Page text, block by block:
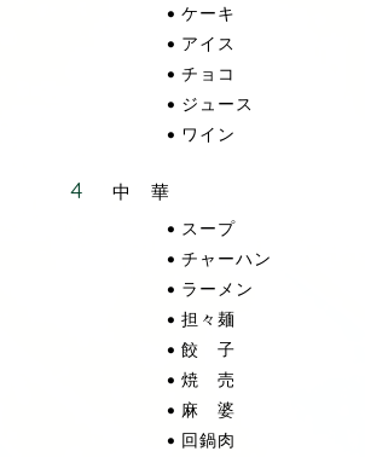
ケーキ
アイス
チョコ
ジュース
ワイン
中 華
スープ
チャーハン
ラーメン
担々麺
餃 子
焼 売
麻 婆
回鍋肉